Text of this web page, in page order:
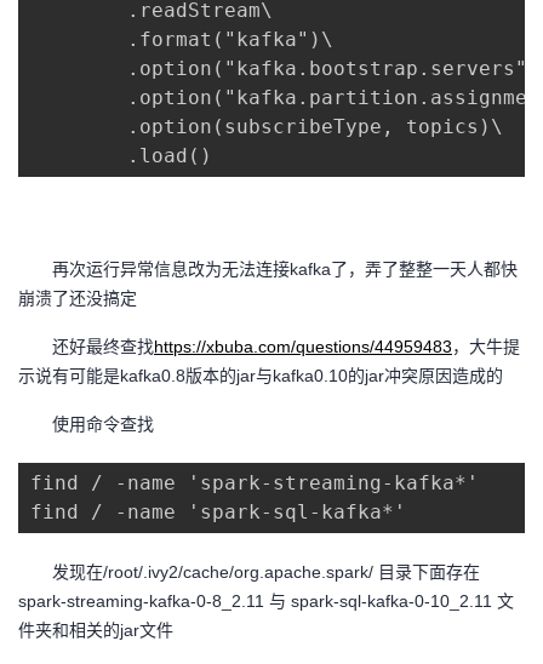
.readStream\
.format("kafka")\
.option("kafka.bootstrap.servers",
.option(subscribeType, topics)\
.load()
再次运行异常信息改为无法连接kafka了，弄了整整一天人都快
崩溃了还没搞定
还好最终查找https://xbuba.com/questions/44959483，大牛提
示说有可能是kafka0.8版本的jar与kafka0.10的jar冲突原因造成的
使用命令查找
find / -name 'spark-streaming-kafka*'
find / -name 'spark-sql-kafka*'
发现在/root/.ivy2/cache/org.apache.spark/ 目录下面存在
spark-streaming-kafka-0-8_2.11 与 spark-sql-kafka-0-10_2.11 文
件夹和相关的jar文件